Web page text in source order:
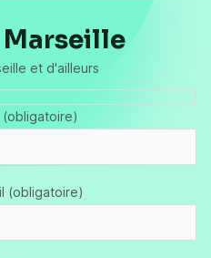
et d'ailleurs
(obligatoire)
(obligatoire)